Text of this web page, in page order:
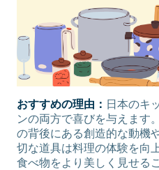
おすすめの理由： 日本のキ
ンの両方で喜びを与えます
の背後にある創造的な動機
切な道具は料理の体験を向
食べ物をより美しく見せる